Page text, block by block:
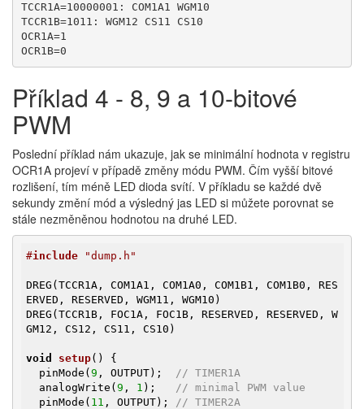
TCCR1A=10000001: COM1A1 WGM10
TCCR1B=1011: WGM12 CS11 CS10
OCR1A=1
OCR1B=0
Příklad 4 - 8, 9 a 10-bitové
PWM
Poslední příklad nám ukazuje, jak se minimální hodnota v registru
OCR1A projeví v případě změny módu PWM. Čím vyšší bitové
rozlišení, tím méně LED dioda svítí. V příkladu se každé dvě
sekundy změní mód a výsledný jas LED si můžete porovnat se
stále nezměněnou hodnotou na druhé LED.
#include "dump.h"
DREG(TCCR1A, COM1A1, COM1A0, COM1B1, COM1B0, RES
ERVED, RESERVED, WGM11, WGM10)
DREG(TCCR1B, FOC1A, FOC1B, RESERVED, RESERVED, W
GM12, CS12, CS11, CS10)
void setup()
{
  pinMode(
9 , OUTPUT);
// TIMER1A
  analogWrite(
9 , 1 );
// minimal PWM value
  pinMode(
11 , OUTPUT);
// TIMER2A